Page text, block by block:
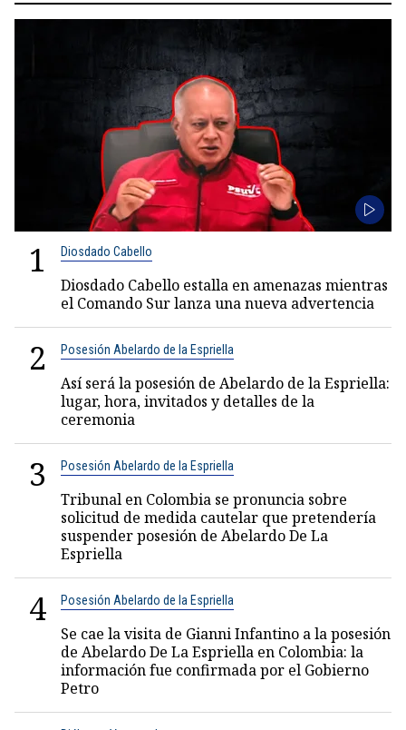
1 Diosdado Cabello
Diosdado Cabello estalla en amenazas mientras
el Comando Sur lanza una nueva advertencia
2 Posesión Abelardo de la Espriella
Así será la posesión de Abelardo de la Espriella:
lugar, hora, invitados y detalles de la
ceremonia
3 Posesión Abelardo de la Espriella
Tribunal en Colombia se pronuncia sobre
solicitud de medida cautelar que pretendería
suspender posesión de Abelardo De La
Espriella
4 Posesión Abelardo de la Espriella
Se cae la visita de Gianni Infantino a la posesión
de Abelardo De La Espriella en Colombia: la
información fue confirmada por el Gobierno
Petro